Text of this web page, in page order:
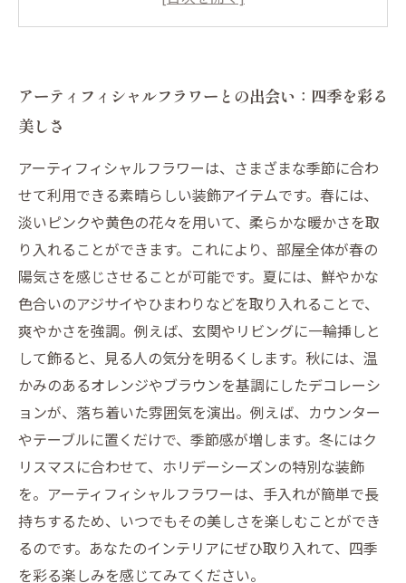
夏の爽やかさ：華やかさを引き立てるアレンジ
間
冬のホリデーシーズン：クリスマスを彩る特別
アーティフィシャルフラワーのメリット：メン
テナンスフリーで毎日が華やか
季節感を楽しむ生活：アーティフィシャルフラ
ワーで心豊かなインテリアを
アーティフィシャルフラワーとの出会い：四季を彩る
美しさ
アーティフィシャルフラワーは、さまざまな季節に合わ
せて利用できる素晴らしい装飾アイテムです。春には、
淡いピンクや黄色の花々を用いて、柔らかな暖かさを取
り入れることができます。これにより、部屋全体が春の
陽気さを感じさせることが可能です。夏には、鮮やかな
色合いのアジサイやひまわりなどを取り入れることで、
爽やかさを強調。例えば、玄関やリビングに一輪挿しと
して飾ると、見る人の気分を明るくします。秋には、温
かみのあるオレンジやブラウンを基調にしたデコレーシ
ョンが、落ち着いた雰囲気を演出。例えば、カウンター
やテーブルに置くだけで、季節感が増します。冬にはク
リスマスに合わせて、ホリデーシーズンの特別な装飾
を。アーティフィシャルフラワーは、手入れが簡単で長
持ちするため、いつでもその美しさを楽しむことができ
るのです。あなたのインテリアにぜひ取り入れて、四季
を彩る楽しみを感じてみてください。